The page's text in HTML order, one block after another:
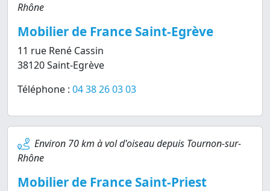
Rhône
Mobilier de France Saint-Egrève
11 rue René Cassin
38120 Saint-Egrève
Téléphone : 04 38 26 03 03
Environ 70 km à vol d'oiseau depuis Tournon-sur-
Rhône
Mobilier de France Saint-Priest